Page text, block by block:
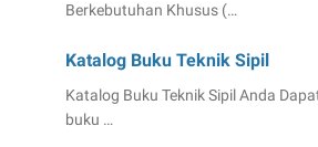
Berkebutuhan Khusus (…
Katalog Buku Teknik Sipil
Katalog Buku Teknik Sipil Anda
buku …